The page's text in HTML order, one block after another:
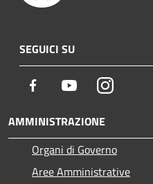
SEGUICI SU
Facebook YoutubeInstagram
AMMINISTRAZIONE
Organi di Governo
Aree Amministrative